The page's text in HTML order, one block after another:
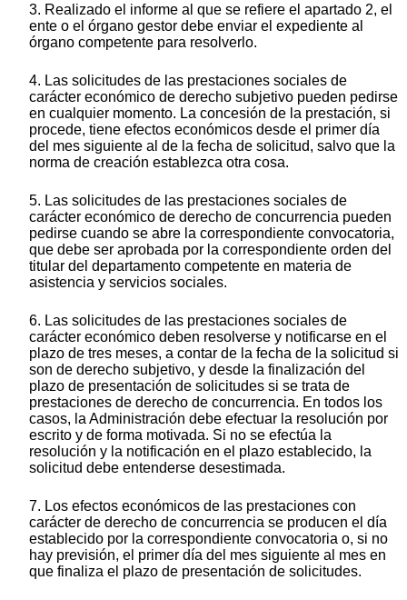
3. Realizado el informe al que se refiere el apartado 2, el
ente o el órgano gestor debe enviar el expediente al
órgano competente para resolverlo.
4. Las solicitudes de las prestaciones sociales de
carácter económico de derecho subjetivo pueden pedirse
en cualquier momento. La concesión de la prestación, si
procede, tiene efectos económicos desde el primer día
del mes siguiente al de la fecha de solicitud, salvo que la
norma de creación establezca otra cosa.
5. Las solicitudes de las prestaciones sociales de
carácter económico de derecho de concurrencia pueden
pedirse cuando se abre la correspondiente convocatoria,
que debe ser aprobada por la correspondiente orden del
titular del departamento competente en materia de
asistencia y servicios sociales.
6. Las solicitudes de las prestaciones sociales de
carácter económico deben resolverse y notificarse en el
plazo de tres meses, a contar de la fecha de la solicitud si
son de derecho subjetivo, y desde la finalización del
plazo de presentación de solicitudes si se trata de
prestaciones de derecho de concurrencia. En todos los
casos, la Administración debe efectuar la resolución por
escrito y de forma motivada. Si no se efectúa la
resolución y la notificación en el plazo establecido, la
solicitud debe entenderse desestimada.
7. Los efectos económicos de las prestaciones con
carácter de derecho de concurrencia se producen el día
establecido por la correspondiente convocatoria o, si no
hay previsión, el primer día del mes siguiente al mes en
que finaliza el plazo de presentación de solicitudes.